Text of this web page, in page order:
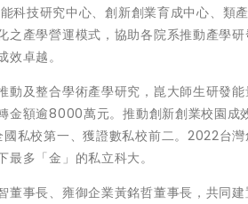
技研究中心、創新創業育成中心、類
之產學營運模式，協助各院系推動產學
卓越。
動及整合學術產學研究，崑大師生研發
金額逾8000萬元。推動創新創業校園
私校第一、獲證數私校前二。2022台
多「金」的私立科大。
董事長、雍御企業黃銘哲董事長，共同